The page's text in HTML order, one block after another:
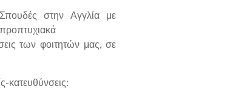
Σπουδές στην Αγγλία με
προπτυχιακά
των φοιτητών μας, σε
κατευθύνσεις: